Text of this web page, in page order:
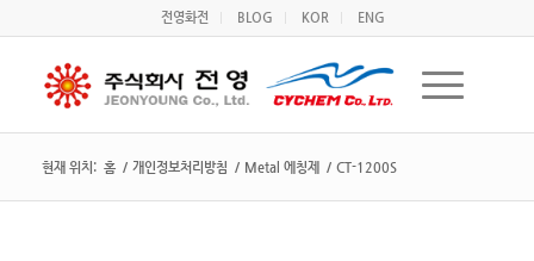
전영화전 BLOG KOR ENG
현재 위치: 홈 / 개인정보처리방침 / Metal 에칭제 / CT-1200S